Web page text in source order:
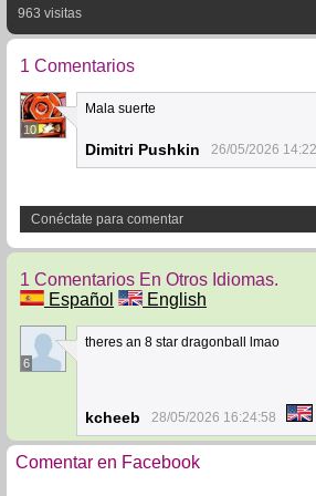
963 visitas
1 Comentarios
10
Mala suerte
Dimitri Pushkin 26/05/2026
Conéctate para comentar
1 Comentarios En Otros Idiomas.
Español
English
6
theres an 8 star dragonball lmao
kcheeb 28/05/2026 16:24:58
Comentar en Facebook